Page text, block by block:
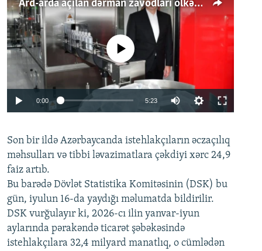
Ard-arda açılan dərman zavodları ölkənin tələbatını ödəyirmi?
Auto 240p 360p 480p
720p 1080p
No media source currently available
0:00 5:23
360p
480p
720p
1080p
Son bir ildə Azərbaycanda istehlakçıların əczaçılıq
məhsulları və tibbi ləvazimatlara çəkdiyi xərc 24,9
faiz artıb.
Bu barədə Dövlət Statistika Komitəsinin (DSK) bu
gün, iyulun 16-da yaydığı məlumatda bildirilir.
DSK vurğulayır ki, 2026-cı ilin yanvar-iyun
aylarında pərakəndə ticarət şəbəkəsində
istehlakçılara 32,4 milyard manatlıq, o cümlədən